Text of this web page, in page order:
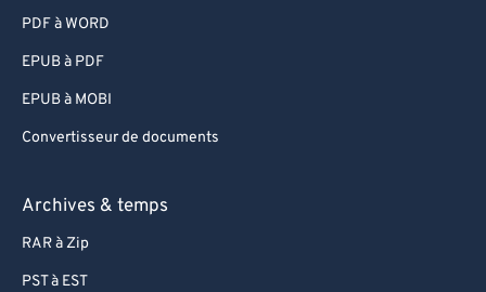
PDF à WORD
EPUB à PDF
EPUB à MOBI
Convertisseur de documents
Archives & temps
RAR à Zip
PST à EST